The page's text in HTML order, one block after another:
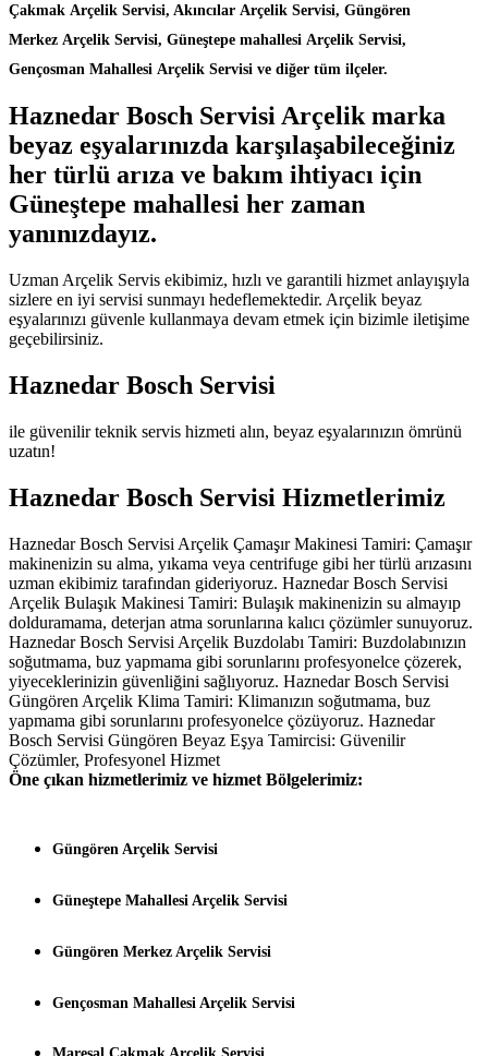
Çakmak Arçelik Servisi, Akıncılar Arçelik Servisi, Güngören
Merkez Arçelik Servisi, Güneştepe mahallesi Arçelik Servisi,
Gençosman Mahallesi Arçelik Servisi ve diğer tüm ilçeler.
Haznedar Bosch Servisi Arçelik marka
beyaz eşyalarınızda karşılaşabileceğiniz
her türlü arıza ve bakım ihtiyacı için
Güneştepe mahallesi her zaman
yanınızdayız.
Uzman Arçelik Servis ekibimiz, hızlı ve garantili hizmet anlayışıyla
sizlere en iyi servisi sunmayı hedeflemektedir. Arçelik beyaz
eşyalarınızı güvenle kullanmaya devam etmek için bizimle iletişime
geçebilirsiniz.
Haznedar Bosch Servisi
ile güvenilir teknik servis hizmeti alın, beyaz eşyalarınızın ömrünü
uzatın!
Haznedar Bosch Servisi Hizmetlerimiz
Haznedar Bosch Servisi Arçelik Çamaşır Makinesi Tamiri: Çamaşır
makinenizin su alma, yıkama veya centrifuge gibi her türlü arızasını
uzman ekibimiz tarafından gideriyoruz. Haznedar Bosch Servisi
Arçelik Bulaşık Makinesi Tamiri: Bulaşık makinenizin su almayıp
dolduramama, deterjan atma sorunlarına kalıcı çözümler sunuyoruz.
Haznedar Bosch Servisi Arçelik Buzdolabı Tamiri: Buzdolabınızın
soğutmama, buz yapmama gibi sorunlarını profesyonelce çözerek,
yiyeceklerinizin güvenliğini sağlıyoruz. Haznedar Bosch Servisi
Güngören Arçelik Klima Tamiri: Klimanızın soğutmama, buz
yapmama gibi sorunlarını profesyonelce çözüyoruz. Haznedar
Bosch Servisi Güngören Beyaz Eşya Tamircisi: Güvenilir
Çözümler, Profesyonel Hizmet
Öne çıkan hizmetlerimiz ve hizmet Bölgelerimiz:
Güngören Arçelik Servisi
Güneştepe Mahallesi Arçelik Servisi
Güngören Merkez Arçelik Servisi
Gençosman Mahallesi Arçelik Servisi